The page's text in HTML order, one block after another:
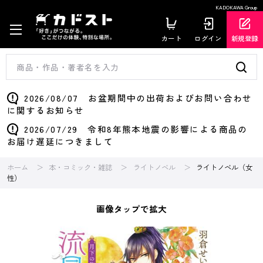
KADOKAWA Group
カート ログイン 新規登録
2026/08/07 お盆期間中の出荷およびお問い合わせ
に関するお知らせ
2026/07/29 令和8年熊本地震の影響による商品の
お届け遅延につきまして
ホーム 本・コミック・雑誌 ライトノベル
ライトノベル（女
性）
画像タップで拡大